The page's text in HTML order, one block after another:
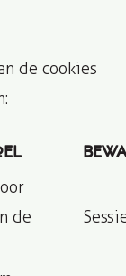
de cookies
de